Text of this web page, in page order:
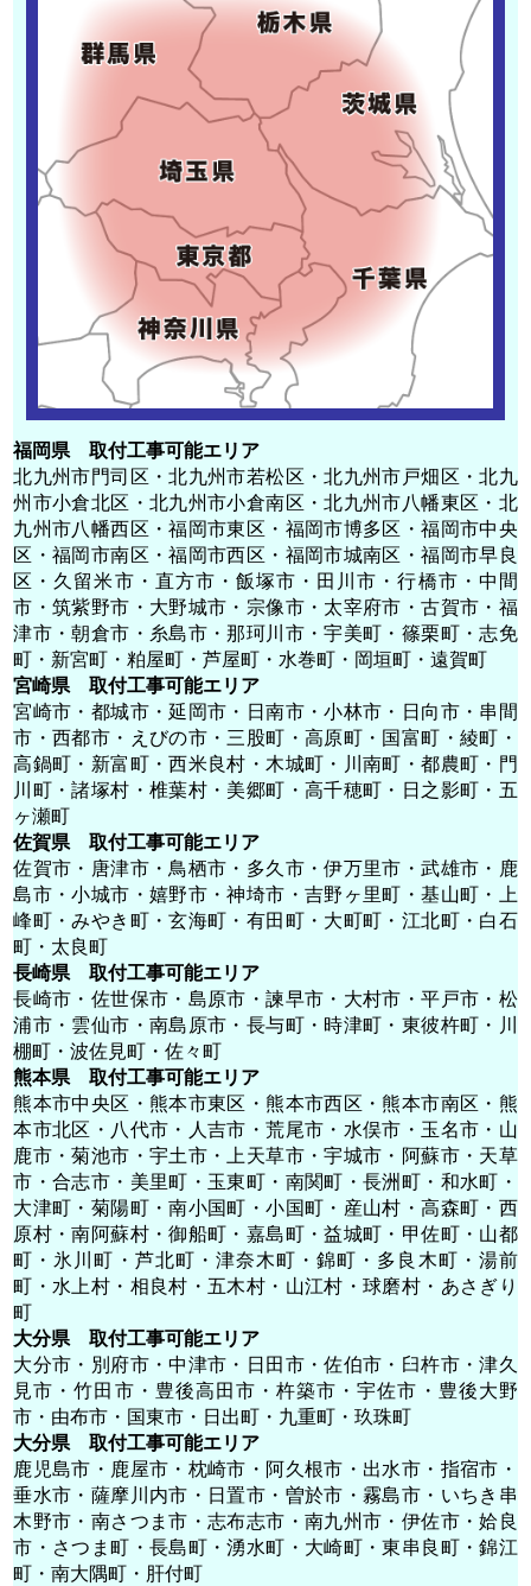
福岡県 取付工事可能エリア
北九州市門司区・北九州市若松区・北九州市戸畑区・北九
州市小倉北区・北九州市小倉南区・北九州市八幡東区・北
九州市八幡西区・福岡市東区・福岡市博多区・福岡市中央
区・福岡市南区・福岡市西区・福岡市城南区・福岡市早良
区・久留米市・直方市・飯塚市・田川市・行橋市・中間
市・筑紫野市・大野城市・宗像市・太宰府市・古賀市・福
津市・朝倉市・糸島市・那珂川市・宇美町・篠栗町・志免
町・新宮町・粕屋町・芦屋町・水巻町・岡垣町・遠賀町
宮崎県 取付工事可能エリア
宮崎市・都城市・延岡市・日南市・小林市・日向市・串間
市・西都市・えびの市・三股町・高原町・国富町・綾町・
高鍋町・新富町・西米良村・木城町・川南町・都農町・門
川町・諸塚村・椎葉村・美郷町・高千穂町・日之影町・五
ヶ瀬町
佐賀県 取付工事可能エリア
佐賀市・唐津市・鳥栖市・多久市・伊万里市・武雄市・鹿
島市・小城市・嬉野市・神埼市・吉野ヶ里町・基山町・上
峰町・みやき町・玄海町・有田町・大町町・江北町・白石
町・太良町
長崎県 取付工事可能エリア
長崎市・佐世保市・島原市・諫早市・大村市・平戸市・松
浦市・雲仙市・南島原市・長与町・時津町・東彼杵町・川
棚町・波佐見町・佐々町
熊本県 取付工事可能エリア
熊本市中央区・熊本市東区・熊本市西区・熊本市南区・熊
本市北区・八代市・人吉市・荒尾市・水俣市・玉名市・山
鹿市・菊池市・宇土市・上天草市・宇城市・阿蘇市・天草
市・合志市・美里町・玉東町・南関町・長洲町・和水町・
大津町・菊陽町・南小国町・小国町・産山村・高森町・西
原村・南阿蘇村・御船町・嘉島町・益城町・甲佐町・山都
町・氷川町・芦北町・津奈木町・錦町・多良木町・湯前
町・水上村・相良村・五木村・山江村・球磨村・あさぎり
町
大分県 取付工事可能エリア
大分市・別府市・中津市・日田市・佐伯市・臼杵市・津久
見市・竹田市・豊後高田市・杵築市・宇佐市・豊後大野
市・由布市・国東市・日出町・九重町・玖珠町
大分県 取付工事可能エリア
鹿児島市・鹿屋市・枕崎市・阿久根市・出水市・指宿市・
垂水市・薩摩川内市・日置市・曽於市・霧島市・いちき串
木野市・南さつま市・志布志市・南九州市・伊佐市・姶良
市・さつま町・長島町・湧水町・大崎町・東串良町・錦江
町・南大隅町・肝付町